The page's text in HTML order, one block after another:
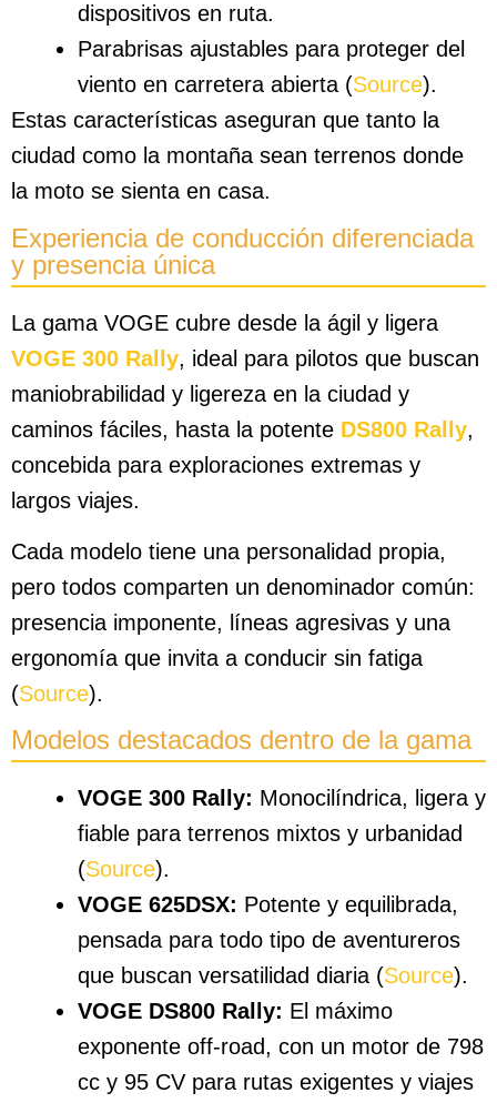
dispositivos en ruta.
Parabrisas ajustables para proteger del
viento en carretera abierta (Source).
Estas características aseguran que tanto la
ciudad como la montaña sean terrenos donde
la moto se sienta en casa.
Experiencia de conducción diferenciada
y presencia única
La gama VOGE cubre desde la ágil y ligera
VOGE 300 Rally, ideal para pilotos que buscan
maniobrabilidad y ligereza en la ciudad y
caminos fáciles, hasta la potente DS800 Rally,
concebida para exploraciones extremas y
largos viajes.
Cada modelo tiene una personalidad propia,
pero todos comparten un denominador común:
presencia imponente, líneas agresivas y una
ergonomía que invita a conducir sin fatiga
(Source).
Modelos destacados dentro de la gama
VOGE 300 Rally: Monocilíndrica, ligera y
fiable para terrenos mixtos y urbanidad
(Source).
VOGE 625DSX: Potente y equilibrada,
pensada para todo tipo de aventureros
que buscan versatilidad diaria (Source).
VOGE DS800 Rally: El máximo
exponente off-road, con un motor de 798
cc y 95 CV para rutas exigentes y viajes